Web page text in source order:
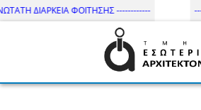
ΔΙΑΡΚΕΙΑ ΦΟΙΤΗΣΗΣ ------------
Τμήμα Εσωτ.